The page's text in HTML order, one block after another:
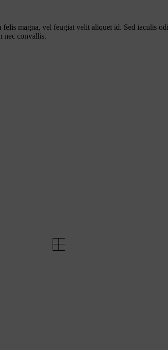
magna, vel feugiat velit aliquet id. Sed iaculis
nec convallis.